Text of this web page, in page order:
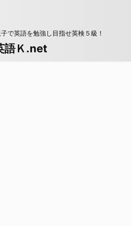
で英語を勉強し目指せ英検５級！
語Ｋ.net